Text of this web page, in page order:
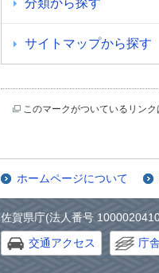
分類から探す
サイトマップから探す
このマークがついているリン
ホームページについて
佐賀県庁(法人番号
交通アクセス
庁